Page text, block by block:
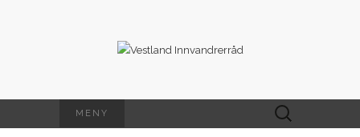
MENY
Søk
etter: